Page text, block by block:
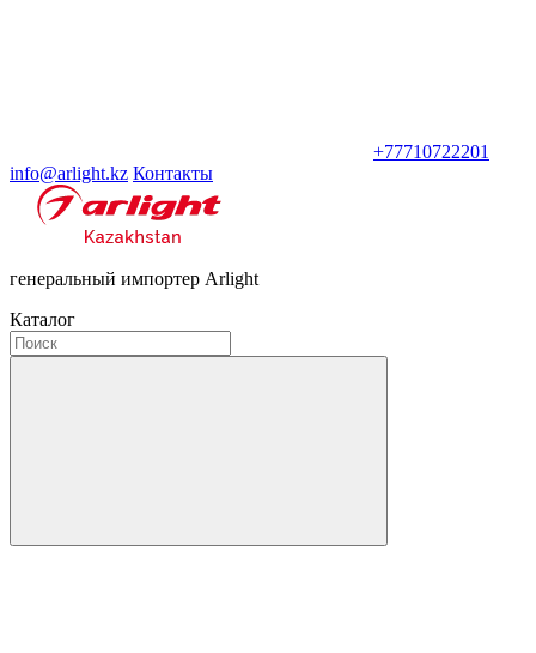
+77710722201
info@arlight.kz Контакты
генеральный импортер Arlight
Каталог